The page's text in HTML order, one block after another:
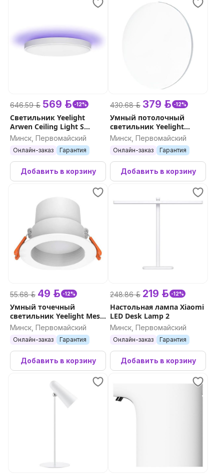
646.59 р. 569 р. -12%
Светильник Yeelight
Arwen Ceiling Light S
серия 550S
Минск, Первомайский
Онлайн-заказ Гарантия
Добавить в корзину
430.68 р. 379 р. -12%
Умный потолочный
светильник Yeelight
Defender Ceiling Light C480
Минск, Первомайский
Онлайн-заказ Гарантия
Добавить в корзину
55.68 р. 49 р. -12%
Умный точечный
светильник Yeelight Mesh
Downlight M2 Lite
Минск, Первомайский
Онлайн-заказ Гарантия
Добавить в корзину
248.86 р. 219 р. -12%
Настольная лампа Xiaomi
LED Desk Lamp 2
Минск, Первомайский
Онлайн-заказ Гарантия
Добавить в корзину